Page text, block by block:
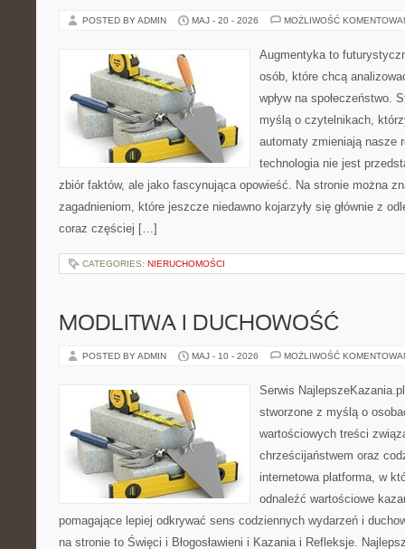
POSTED BY ADMIN MAJ - 20 - 2026 MOŻLIWOŚĆ
Augmentyka to
osób, które chcą
wpływ na społeczeństwo.
myślą o czytelnikach,
automaty zmieniają nasze
technologia nie jest
zbiór faktów, ale jako fascynująca opowieść. Na stronie można
zagadnieniom, które jeszcze niedawno kojarzyły się głównie z
coraz częściej […]
CATEGORIES: NIERUCHOMOŚCI
MODLITWA I DUCHOWOŚĆ
POSTED BY ADMIN MAJ - 10 - 2026 MOŻLIWOŚĆ
Serwis
stworzone z myślą o
wartościowych treści
chrześcijaństwem oraz
internetowa platforma, w
odnaleźć wartościowe
pomagające lepiej odkrywać sens codziennych wydarzeń i
na stronie to Święci i Błogosławieni i Kazania i Refleksje.